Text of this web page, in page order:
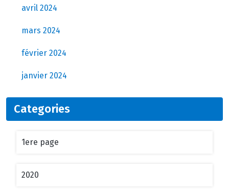
avril 2024
mars 2024
février 2024
janvier 2024
Categories
1ere page
2020